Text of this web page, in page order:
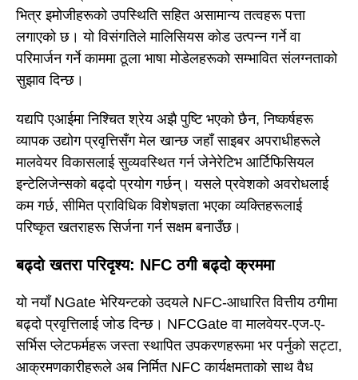
भित्र इमोजीहरूको उपस्थिति सहित असामान्य तत्वहरू पत्ता
लगाएको छ। यो विसंगतिले मालिसियस कोड उत्पन्न गर्ने वा
परिमार्जन गर्ने काममा ठूला भाषा मोडेलहरूको सम्भावित संलग्नताको
सुझाव दिन्छ।
यद्यपि एआईमा निश्चित श्रेय अझै पुष्टि भएको छैन, निष्कर्षहरू
व्यापक उद्योग प्रवृत्तिसँग मेल खान्छ जहाँ साइबर अपराधीहरूले
मालवेयर विकासलाई सुव्यवस्थित गर्न जेनेरेटिभ आर्टिफिसियल
इन्टेलिजेन्सको बढ्दो प्रयोग गर्छन्। यसले प्रवेशको अवरोधलाई
कम गर्छ, सीमित प्राविधिक विशेषज्ञता भएका व्यक्तिहरूलाई
परिष्कृत खतराहरू सिर्जना गर्न सक्षम बनाउँछ।
बढ्दो खतरा परिदृश्य: NFC ठगी बढ्दो क्रममा
यो नयाँ NGate भेरियन्टको उदयले NFC-आधारित वित्तीय ठगीमा
बढ्दो प्रवृत्तिलाई जोड दिन्छ। NFCGate वा मालवेयर-एज-ए-
सर्भिस प्लेटफर्महरू जस्ता स्थापित उपकरणहरूमा भर पर्नुको सट्टा,
आक्रमणकारीहरूले अब निर्मित NFC कार्यक्षमताको साथ वैध